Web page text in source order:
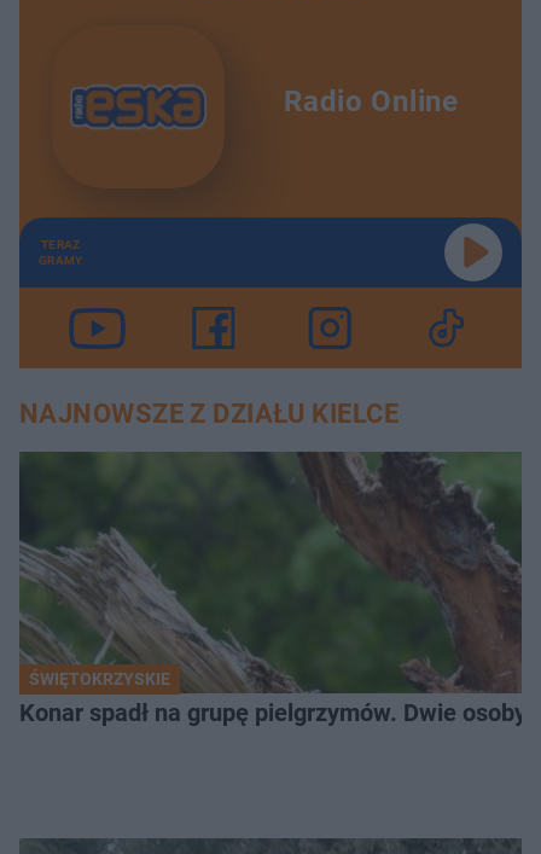
Radio Online
TERAZ
GRAMY
NAJNOWSZE Z DZIAŁU KIELCE
ŚWIĘTOKRZYSKIE
Konar spadł na grupę pielgrzymów. Dwie osoby